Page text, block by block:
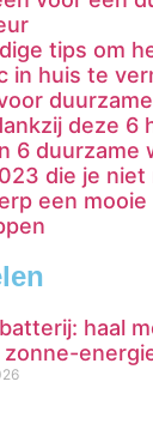
tips om
in huis te
deze 6
6 duurzame
die je niet
een
haal
zonne-